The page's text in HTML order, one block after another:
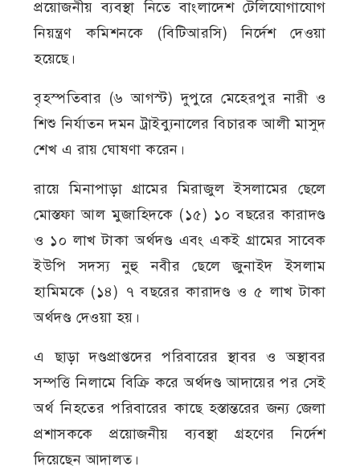
প্রয়োজনীয় ব্যবস্থা নিতে বাংলাদেশ টেলিযোগাযোগ
নিয়ন্ত্রণ কমিশনকে (বিটিআরসি) নির্দেশ দেওয়া
হয়েছে।
বৃহস্পতিবার (৬ আগস্ট) দুপুরে মেহেরপুর নারী ও
শিশু নির্যাতন দমন ট্রাইব্যুনালের বিচারক আলী মাসুদ
শেখ এ রায় ঘোষণা করেন।
রায়ে মিনাপাড়া গ্রামের মিরাজুল ইসলামের ছেলে
মোস্তফা আল মুজাহিদকে (১৫) ১০ বছরের কারাদণ্ড
ও ১০ লাখ টাকা অর্থদণ্ড এবং একই গ্রামের সাবেক
ইউপি সদস্য নুহু নবীর ছেলে জুনাইদ ইসলাম
হামিমকে (১৪) ৭ বছরের কারাদণ্ড ও ৫ লাখ টাকা
অর্থদণ্ড দেওয়া হয়।
এ ছাড়া দণ্ডপ্রাপ্তদের পরিবারের স্থাবর ও অস্থাবর
সম্পত্তি নিলামে বিক্রি করে অর্থদণ্ড আদায়ের পর সেই
অর্থ নিহতের পরিবারের কাছে হস্তান্তরের জন্য জেলা
প্রশাসককে প্রয়োজনীয় ব্যবস্থা গ্রহণের নির্দেশ
দিয়েছেন আদালত।